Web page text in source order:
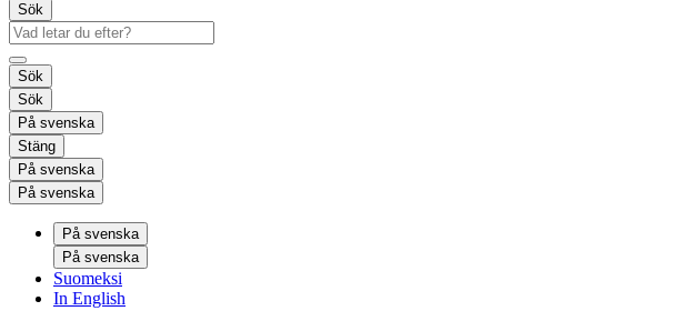
Sök
Sök
Sök
På svenska
Stäng
På svenska
På svenska
På svenska
På svenska
Suomeksi
In English